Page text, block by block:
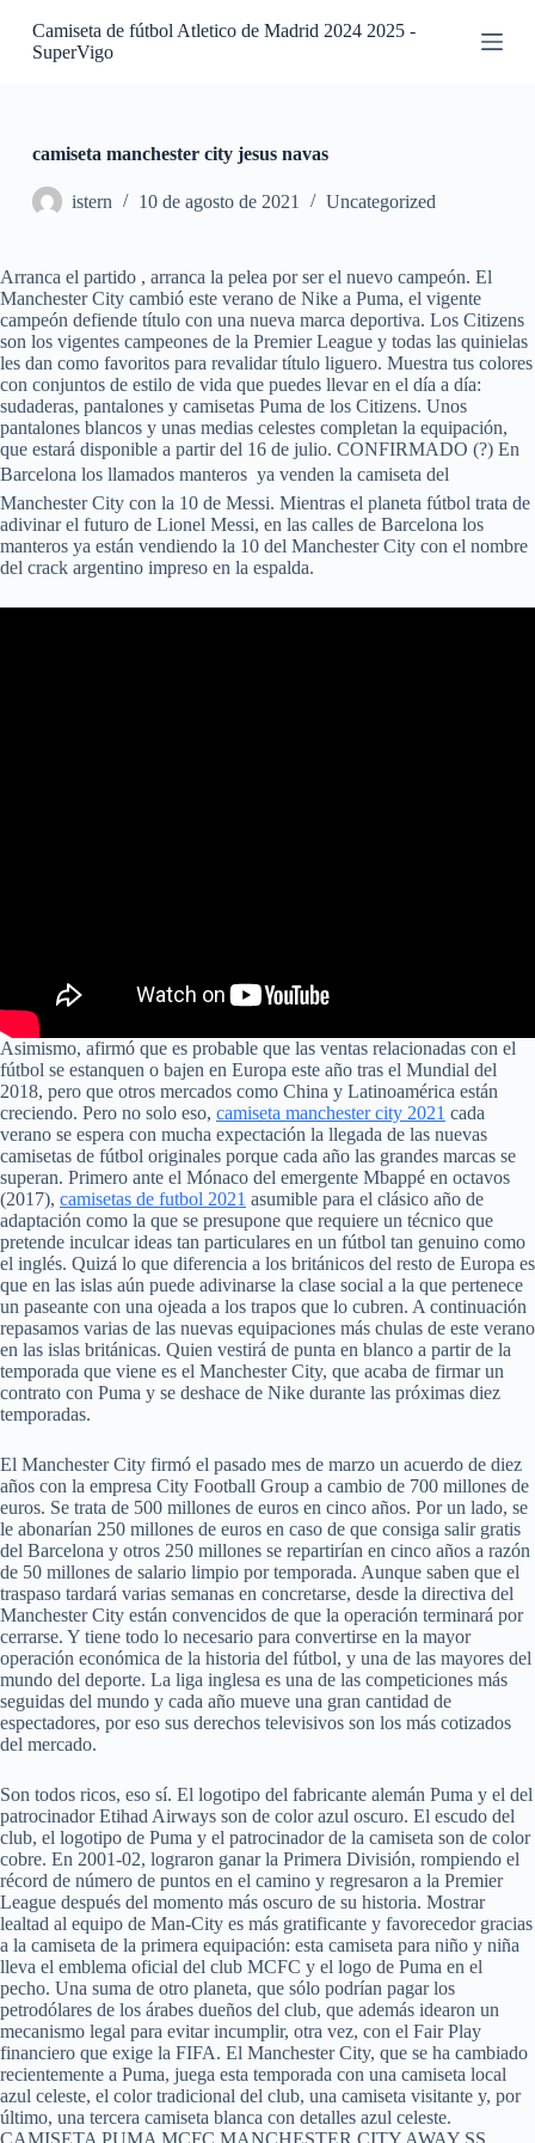
S
e
n
i
d
o
Camiseta de fútbol Atletico de Madrid 2024 2025 -
SuperVigo
camiseta manchester city jesus navas
istern 10 de agosto de 2021 Uncategorized
Arranca el partido , arranca la pelea por ser el nuevo campeón. El
Manchester City cambió este verano de Nike a Puma, el vigente
campeón defiende título con una nueva marca deportiva. Los Citizens
son los vigentes campeones de la Premier League y todas las quinielas
les dan como favoritos para revalidar título liguero. Muestra tus colores
con conjuntos de estilo de vida que puedes llevar en el día a día:
sudaderas, pantalones y camisetas Puma de los Citizens. Unos
pantalones blancos y unas medias celestes completan la equipación,
que estará disponible a partir del 16 de julio. CONFIRMADO (?) En
Barcelona los llamados manteros  ya venden la camiseta del
Manchester City con la 10 de Messi. Mientras el planeta fútbol trata de
adivinar el futuro de Lionel Messi, en las calles de Barcelona los
manteros ya están vendiendo la 10 del Manchester City con el nombre
del crack argentino impreso en la espalda.
Asimismo, afirmó que es probable que las ventas relacionadas con el
fútbol se estanquen o bajen en Europa este año tras el Mundial del
2018, pero que otros mercados como China y Latinoamérica están
creciendo. Pero no solo eso, camiseta manchester city 2021 cada
verano se espera con mucha expectación la llegada de las nuevas
camisetas de fútbol originales porque cada año las grandes marcas se
superan. Primero ante el Mónaco del emergente Mbappé en octavos
(2017), camisetas de futbol 2021 asumible para el clásico año de
adaptación como la que se presupone que requiere un técnico que
pretende inculcar ideas tan particulares en un fútbol tan genuino como
el inglés. Quizá lo que diferencia a los británicos del resto de Europa es
que en las islas aún puede adivinarse la clase social a la que pertenece
un paseante con una ojeada a los trapos que lo cubren. A continuación
repasamos varias de las nuevas equipaciones más chulas de este verano
en las islas británicas. Quien vestirá de punta en blanco a partir de la
temporada que viene es el Manchester City, que acaba de firmar un
contrato con Puma y se deshace de Nike durante las próximas diez
temporadas.
El Manchester City firmó el pasado mes de marzo un acuerdo de diez
años con la empresa City Football Group a cambio de 700 millones de
euros. Se trata de 500 millones de euros en cinco años. Por un lado, se
le abonarían 250 millones de euros en caso de que consiga salir gratis
del Barcelona y otros 250 millones se repartirían en cinco años a razón
de 50 millones de salario limpio por temporada. Aunque saben que el
traspaso tardará varias semanas en concretarse, desde la directiva del
Manchester City están convencidos de que la operación terminará por
cerrarse. Y tiene todo lo necesario para convertirse en la mayor
operación económica de la historia del fútbol, y una de las mayores del
mundo del deporte. La liga inglesa es una de las competiciones más
seguidas del mundo y cada año mueve una gran cantidad de
espectadores, por eso sus derechos televisivos son los más cotizados
del mercado.
Son todos ricos, eso sí. El logotipo del fabricante alemán Puma y el del
patrocinador Etihad Airways son de color azul oscuro. El escudo del
club, el logotipo de Puma y el patrocinador de la camiseta son de color
cobre. En 2001-02, lograron ganar la Primera División, rompiendo el
récord de número de puntos en el camino y regresaron a la Premier
League después del momento más oscuro de su historia. Mostrar
lealtad al equipo de Man-City es más gratificante y favorecedor gracias
a la camiseta de la primera equipación: esta camiseta para niño y niña
lleva el emblema oficial del club MCFC y el logo de Puma en el
pecho. Una suma de otro planeta, que sólo podrían pagar los
petrodólares de los árabes dueños del club, que además idearon un
mecanismo legal para evitar incumplir, otra vez, con el Fair Play
financiero que exige la FIFA. El Manchester City, que se ha cambiado
recientemente a Puma, juega esta temporada con una camiseta local
azul celeste, el color tradicional del club, una camiseta visitante y, por
último, una tercera camiseta blanca con detalles azul celeste.
CAMISETA PUMA MCFC MANCHESTER CITY AWAY SS